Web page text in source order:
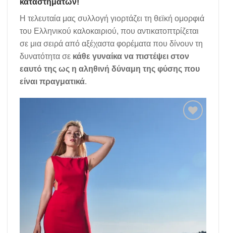
Η τελευταία μας συλλογή γιορτάζει τη θεϊκή ομορφιά
του Ελληνικού καλοκαιριού, που αντικατοπτρίζεται
σε μια σειρά από αξέχαστα φορέματα που δίνουν τη
δυνατότητα σε κάθε γυναίκα να πιστέψει στον
εαυτό της ως η αληθινή δύναμη της φύσης που
είναι πραγματικά.